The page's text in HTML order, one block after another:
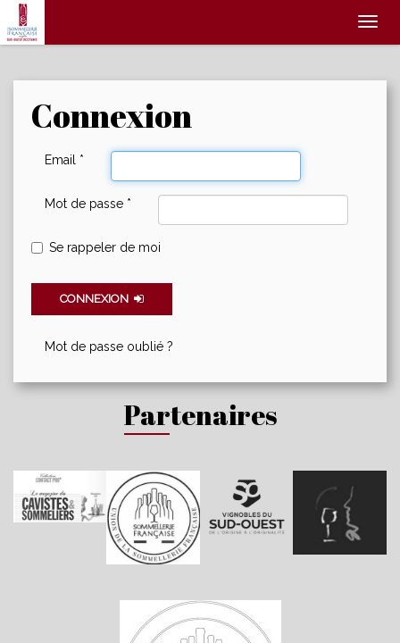
Connexion
Email *
Mot de passe *
Se rappeler de moi
CONNEXION
Mot de passe oublié ?
Partenaires